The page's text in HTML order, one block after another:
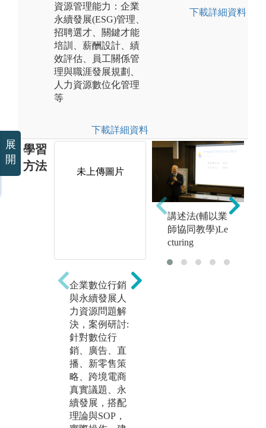
資源管理能力：企業
永續發展(ESG)管理、
招聘選才、關鍵才能
培訓、薪酬設計、績
效評估、員工關係管
理與職涯發展規劃、
人力資源數位化管理
等
下載詳細資料
下載詳細資料
學習
方法
未上傳圖片
企業數位行銷
與永續發展人
力資源問題解
決，案例研討:
針對數位行
銷、廣告、直
播、新零售策
略、跨境電商
真實議題、永
續發展，搭配
理論與SOP，
專案實作:透過
授課教師指定
議題、產學合
方式，由學生
講述法(輔以業
師協同教學)Le
cturing
展
開